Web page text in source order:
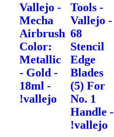
Vallejo -
Mecha
Airbrush
Color:
Metallic
- Gold -
18ml -
!vallejo
Tools -
Vallejo -
68
Stencil
Edge
Blades
(5) For
No. 1
Handle -
!vallejo